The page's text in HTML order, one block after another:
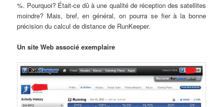
%. Pourquoi? Était-ce dû à une qualité de réception des satellites
moindre? Mais, bref, en général, on pourra se fier à la bonne
précision du calcul de distance de RunKeeper.
Un site Web associé exemplaire